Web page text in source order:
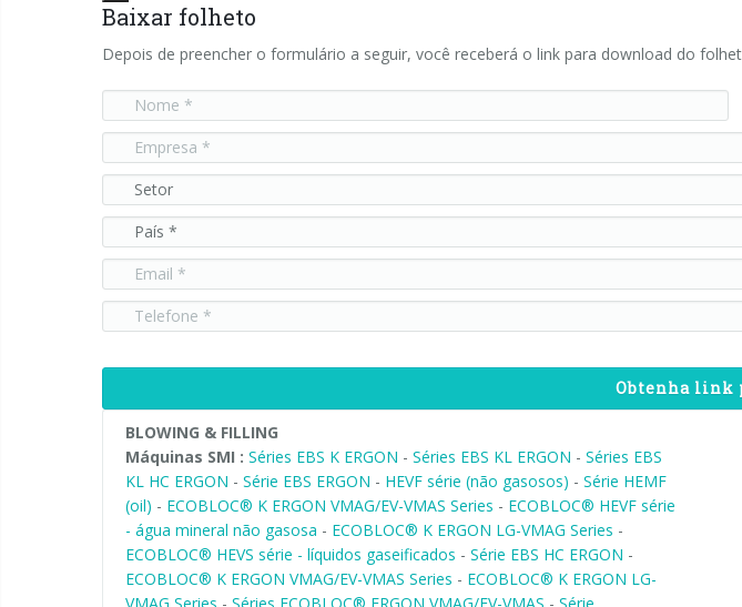
Baixar folheto
Depois de preencher o formulário a seguir, você receberá o link para download do
Obtenha link
BLOWING & FILLING
Máquinas SMI : Séries EBS K ERGON - Séries EBS KL ERGON - Séries EBS
KL HC ERGON - Série EBS ERGON - HEVF série (não gasosos) - Série HEMF
(oil) - ECOBLOC® K ERGON VMAG/EV-VMAS Series - ECOBLOC® HEVF série
- água mineral não gasosa - ECOBLOC® K ERGON LG-VMAG Series -
ECOBLOC® HEVS série - líquidos gaseificados - Série EBS HC ERGON -
ECOBLOC® K ERGON VMAG/EV-VMAS Series - ECOBLOC® K ERGON LG-